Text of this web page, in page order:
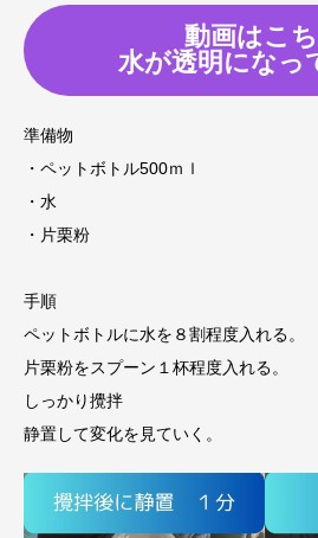
動画はこ
水が透明になっ
準備物
・ペットボトル500ｍｌ
・水
・片栗粉
手順
ペットボトルに水を８割程度入れる。
片栗粉をスプーン１杯程度入れる。
しっかり攪拌
静置して変化を見ていく。